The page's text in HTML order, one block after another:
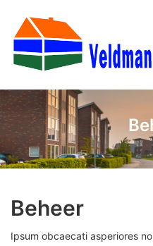
Beheer
Ipsum obcaecati asperiores